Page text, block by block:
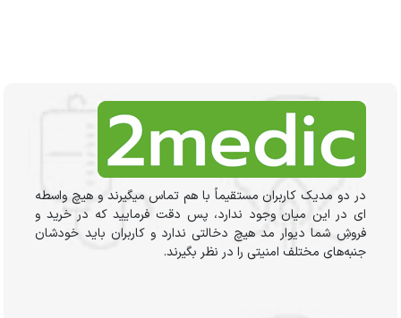
در دو مدیک کاربران مستقیماً با هم تماس میگیرند و هیچ واسطه
ای در این میان وجود ندارد، پس دقت فرمایید که در خرید و
فروشِ شما دیوار مد هیچ دخالتی ندارد و کاربران باید خودشان
جنبه‌های مختلف امنیتی را در نظر بگیرند.